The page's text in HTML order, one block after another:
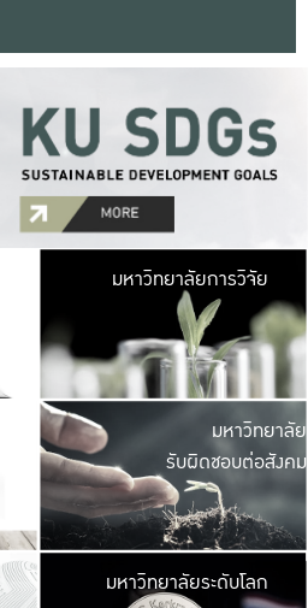
มหาวิ
มีพื้นที่เขียวสดใส
เป็นป่าในเมือง เกษต
มหาวิทยาลัยการวิจัย
มหาวิ
ค
เปิดประ
และพบเรื่องราวใ
มหาวิทยาลัย
รับผิดชอบต่อสังคม
มหาวิ
มหาวิทยาลัยระดับโลก